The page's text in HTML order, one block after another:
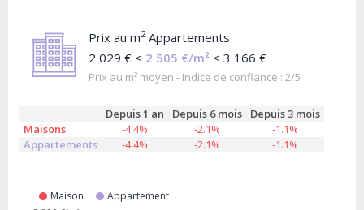
Prix au m2Appartements
2 029 € < 2 505 €/m² < 3 166 €
Prix au m² moyen - Indice de confiance : 2/5
Depuis 1 an Depuis 6 mois
Depuis 3 mois
Maisons
-4.4% -2.1%
-1.1%
Appartements
-4.4% -2.1% -1.1%
Maison Appartement